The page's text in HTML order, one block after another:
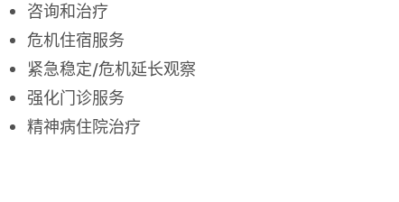
咨询和治疗
危机住宿服务
紧急稳定/危机延长观察
强化门诊服务
精神病住院治疗